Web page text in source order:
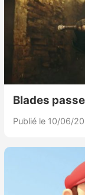
Blades
Publié le 10/06/